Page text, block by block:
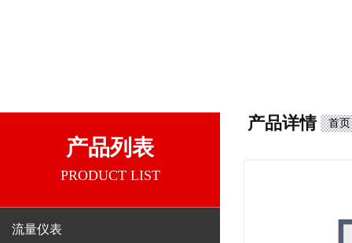
产品列表
PRODUCT LIST
流量仪表
产品详情 首页